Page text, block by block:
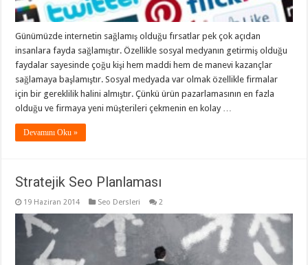
Günümüzde internetin sağlamış olduğu fırsatlar pek çok açıdan
insanlara fayda sağlamıştır. Özellikle sosyal medyanın getirmiş olduğu
faydalar sayesinde çoğu kişi hem maddi hem de manevi kazançlar
sağlamaya başlamıştır. Sosyal medyada var olmak özellikle firmalar
için bir gereklilik halini almıştır. Çünkü ürün pazarlamasının en fazla
olduğu ve firmaya yeni müşterileri çekmenin en kolay …
Devamını Oku »
Stratejik Seo Planlaması
19 Haziran 2014 Seo Dersleri 2